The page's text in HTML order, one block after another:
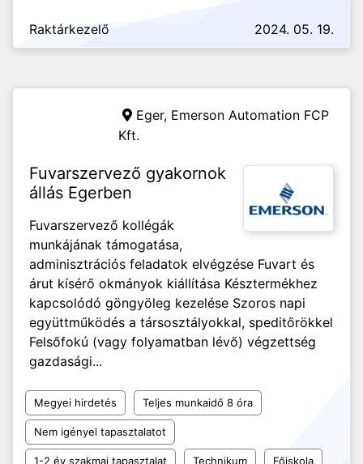
Raktárkezelő 2024. 05. 19.
Eger, Emerson Automation FCP
Kft.
Fuvarszervező gyakornok
állás Egerben
Fuvarszervező kollégák
munkájának támogatása,
adminisztrációs feladatok elvégzése Fuvart és
árut kísérő okmányok kiállítása Késztermékhez
kapcsolódó göngyöleg kezelése Szoros napi
együttműködés a társosztályokkal, speditőrökkel
Felsőfokú (vagy folyamatban lévő) végzettség
gazdasági...
Megyei hirdetés Teljes munkaidő 8 óra
Nem igényel tapasztalatot
1-2 év szakmai tapasztalat Technikum Főiskola